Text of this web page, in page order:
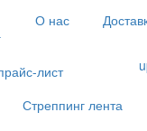
О нас
лист
Стреппинг лента